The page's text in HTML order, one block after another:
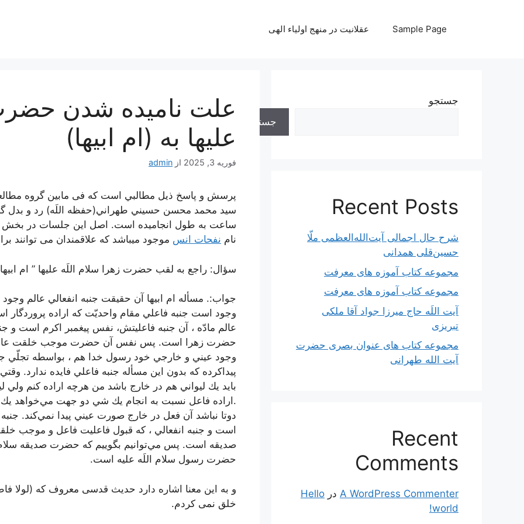
Sample Page عقلانیت در منهج اولیاء الهی
علت نامیده شدن
عليها به (ام ابیها)
فوریه 3, 2025 از admin
پرسش و پاسخ ذیل مطالبي است که فی مابین گروه
ساعت به طول انجامیده است. اصل این جلسات در بخش
نام نفحات انس موجود میباشد که علاقمندان می توانند
سؤال: راجع به لقب حضرت زهرا سلام اللَه علیها ” ام
جواب:. مسأله ام ابيها آن حقيقت جنبه انفعالي عالم
وجود است جنبه فاعلي مقام واحديّت كه اراده
عالم مادّه ، آن جنبه فاعليتش، نفس پيغمبر اكرم است و
حضرت زهرا است. پس نفس آن حضرت موجب خلقت عالم
وجود عيني و خارجي خود رسول خدا هم ، بواسطه تجلّي
پيداكرده كه بدون اين مسأله جنبه فاعلي فايده ندارد.
بايد يك ليواني هم در خارج باشد من هرچه اراده كنم ولي
.اراده فاعل نسبت به انجام يك شي دو جهت مي‌خواهد يك
دوتا نباشد آن فعل در خارج صورت عيني پيدا نمي‌كند.
است و جنبه انفعالي ، که قبول فاعلیت فاعل و
صديقه است. پس مي‌توانيم بگوييم كه حضرت صديقه
حضرت رسول سلام اللَه عليه است.
و به این معنا اشاره دارد حدیث قدسی معروف که (لولا
خلق نمی کردم.
جستجو
جستجو
Recent Posts
شرح حال اجمالی آیت‌الله‌العظمی ملّا
حسین‌قلی همدانی
مجموعه کتاب آموزه های معرفت
مجموعه کتاب آموزه های معرفت
آیت اللَه حاج میرزا جواد آقا ملکی
تبریزی
مجموعه کتاب های عنوان بصری حضرت
آیت الله طهرانی
Recent
Comments
A WordPress Commenter در Hello
world!